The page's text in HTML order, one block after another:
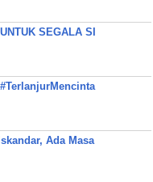
SEGALA SI
Ada Masa